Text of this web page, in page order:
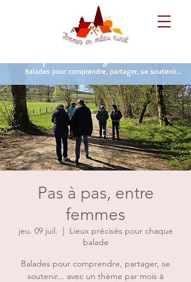
Pas à pas, entre
femmes
jeu. 09 juil.
  |
Lieux précisés pour chaque
balade
Balades pour comprendre, partager, se
soutenir... avec un thème par mois à